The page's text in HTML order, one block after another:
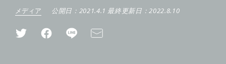
メディア 公開日： 2021.4.1 最終更新日：2022.8.10